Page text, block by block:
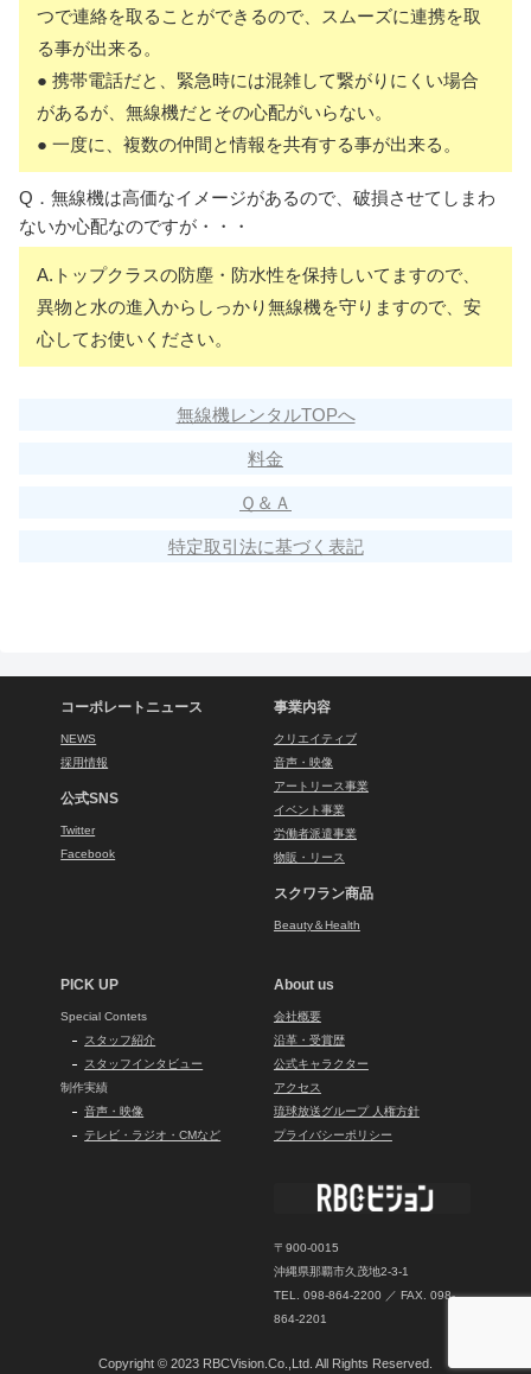
つで連絡を取ることができるので、スムーズに連携を取
る事が出来る。
● 携帯電話だと、緊急時には混雑して繋がりにくい場合
があるが、無線機だとその心配がいらない。
● 一度に、複数の仲間と情報を共有する事が出来る。
Q．無線機は高価なイメージがあるので、破損させてしまわ
ないか心配なのですが・・・
A.トップクラスの防塵・防水性を保持しいてますので、
異物と水の進入からしっかり無線機を守りますので、安
心してお使いください。
無線機レンタルTOPへ
料金
Ｑ＆Ａ
特定取引法に基づく表記
コーポレートニュース
NEWS
採用情報
公式SNS
Twitter
Facebook
事業内容
クリエイティブ
音声・映像
アートリース事業
イベント事業
労働者派遣事業
物販・リース
スクワラン商品
Beauty＆Health
PICK UP
Special Contets
スタッフ紹介
スタッフインタビュー
制作実績
音声・映像
テレビ・ラジオ・CMなど
About us
会社概要
沿革・受賞歴
公式キャラクター
アクセス
琉球放送グループ 人権方針
プライバシーポリシー
〒900-0015
沖縄県那覇市久茂地2-3-1
TEL. 098-864-2200 ／ FAX. 098-
864-2201
Copyright © 2023 RBCVision.Co.,Ltd. All Rights Reserved.